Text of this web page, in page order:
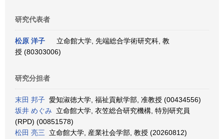
研究代表者
松原 洋子
立命館大学, 先端総合学術研究科, 教
授 (80303006)
研究分担者
末田 邦子 愛知淑徳大学, 福祉貢献学部, 准教授 (00434556)
坂井 めぐみ 立命館大学, 衣笠総合研究機構, 特別研究員
(RPD) (00851578)
松田 亮三 立命館大学, 産業社会学部, 教授 (20260812)